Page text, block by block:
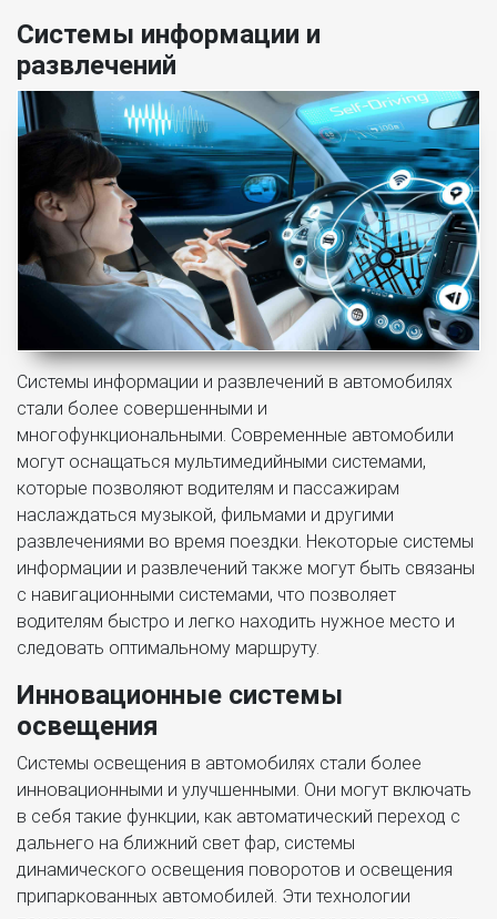
Системы информации и
развлечений
Системы информации и развлечений в автомобилях
стали более совершенными и
многофункциональными. Современные автомобили
могут оснащаться мультимедийными системами,
которые позволяют водителям и пассажирам
наслаждаться музыкой, фильмами и другими
развлечениями во время поездки. Некоторые системы
информации и развлечений также могут быть связаны
с навигационными системами, что позволяет
водителям быстро и легко находить нужное место и
следовать оптимальному маршруту.
Инновационные системы
освещения
Системы освещения в автомобилях стали более
инновационными и улучшенными. Они могут включать
в себя такие функции, как автоматический переход с
дальнего на ближний свет фар, системы
динамического освещения поворотов и освещения
припаркованных автомобилей. Эти технологии